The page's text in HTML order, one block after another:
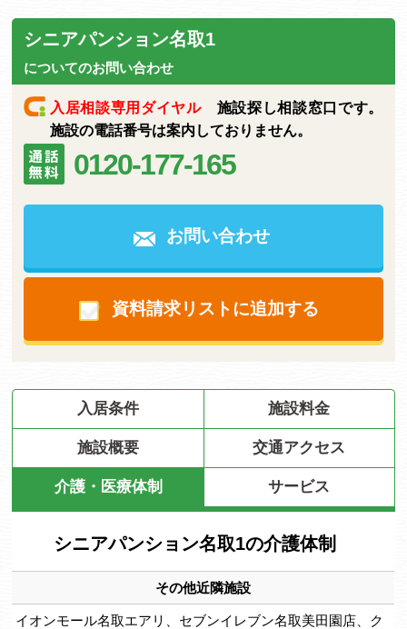
シニアパンション名取1
についてのお問い合わせ
入居相談専用ダイヤル施設探し相談窓口です。
施設の電話番号は案内しておりません。
0120-177-165
お問い合わせ
資料請求リストに追加する
入居条件 施設料金
施設概要 交通アクセス
介護・医療体制 サービス
シニアパンション名取1の介護体制
その他近隣施設
イオンモール名取エアリ、セブンイレブン名取美田園店、ク